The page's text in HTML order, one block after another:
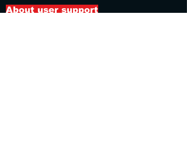
About user support